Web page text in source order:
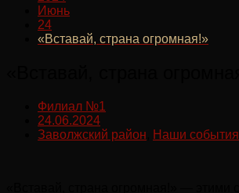
Июнь
24
«Вставай, страна огромная!»
Филиал №1
24.06.2024
Заволжский район
Наши события